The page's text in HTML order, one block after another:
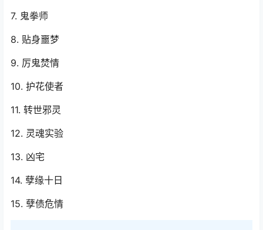
7. 鬼拳师
8. 贴身噩梦
9. 厉鬼焚情
10. 护花使者
11. 转世邪灵
12. 灵魂实验
13. 凶宅
14. 孽缘十日
15. 孽债危情